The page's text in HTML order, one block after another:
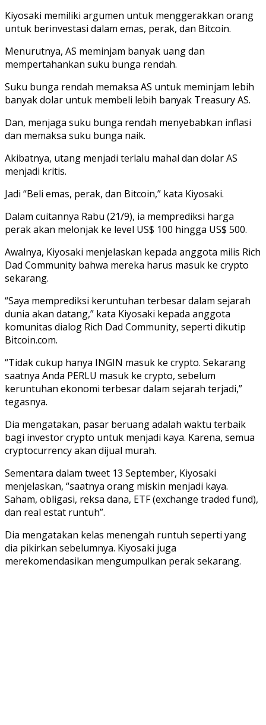
Kiyosaki memiliki argumen untuk menggerakkan orang
untuk berinvestasi dalam emas, perak, dan Bitcoin.
Menurutnya, AS meminjam banyak uang dan
mempertahankan suku bunga rendah.
Suku bunga rendah memaksa AS untuk meminjam lebih
banyak dolar untuk membeli lebih banyak Treasury AS.
Dan, menjaga suku bunga rendah menyebabkan inflasi
dan memaksa suku bunga naik.
Akibatnya, utang menjadi terlalu mahal dan dolar AS
menjadi kritis.
Jadi “Beli emas, perak, dan Bitcoin,” kata Kiyosaki.
Dalam cuitannya Rabu (21/9), ia memprediksi harga
perak akan melonjak ke level US$ 100 hingga US$ 500.
Awalnya, Kiyosaki menjelaskan kepada anggota milis Rich
Dad Community bahwa mereka harus masuk ke crypto
sekarang.
“Saya memprediksi keruntuhan terbesar dalam sejarah
dunia akan datang,” kata Kiyosaki kepada anggota
komunitas dialog Rich Dad Community, seperti dikutip
Bitcoin.com.
“Tidak cukup hanya INGIN masuk ke crypto. Sekarang
saatnya Anda PERLU masuk ke crypto, sebelum
keruntuhan ekonomi terbesar dalam sejarah terjadi,”
tegasnya.
Dia mengatakan, pasar beruang adalah waktu terbaik
bagi investor crypto untuk menjadi kaya. Karena, semua
cryptocurrency akan dijual murah.
Sementara dalam tweet 13 September, Kiyosaki
menjelaskan, “saatnya orang miskin menjadi kaya.
Saham, obligasi, reksa dana, ETF (exchange traded fund),
dan real estat runtuh”.
Dia mengatakan kelas menengah runtuh seperti yang
dia pikirkan sebelumnya. Kiyosaki juga
merekomendasikan mengumpulkan perak sekarang.